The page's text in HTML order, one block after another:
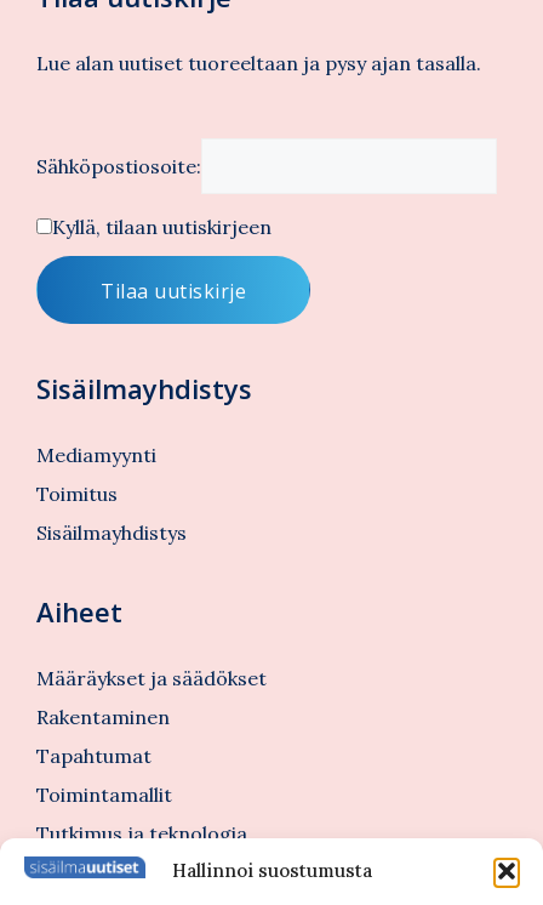
Hallinnoi suostumusta
Lue alan uutiset tuoreeltaan ja pysy ajan tasalla.
Sähköpostiosoite:
Kyllä, tilaan uutiskirjeen
Sisäilmayhdistys
Mediamyynti
Toimitus
Sisäilmayhdistys
Aiheet
Määräykset ja säädökset
Rakentaminen
Tapahtumat
Toimintamallit
Tutkimus ja teknologia